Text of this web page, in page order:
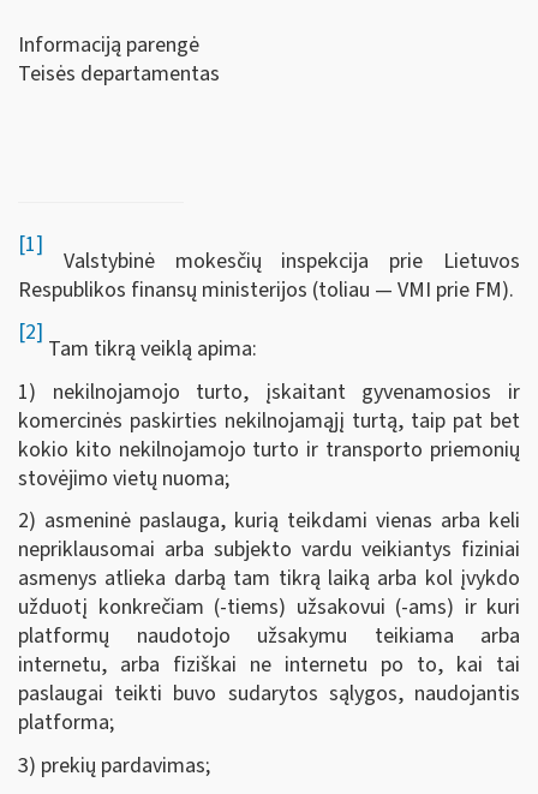
Informaciją parengė
Teisės departamentas
[1]
Valstybinė mokesčių inspekcija prie Lietuvos
Respublikos finansų ministerijos (toliau — VMI prie FM).
[2]
Tam tikrą veiklą apima:
1) nekilnojamojo turto, įskaitant gyvenamosios ir
komercinės paskirties nekilnojamąjį turtą, taip pat bet
kokio kito nekilnojamojo turto ir transporto priemonių
stovėjimo vietų nuoma;
2) asmeninė paslauga, kurią teikdami vienas arba keli
nepriklausomai arba subjekto vardu veikiantys fiziniai
asmenys atlieka darbą tam tikrą laiką arba kol įvykdo
užduotį konkrečiam (-tiems) užsakovui (-ams) ir kuri
platformų naudotojo užsakymu teikiama arba
internetu, arba fiziškai ne internetu po to, kai tai
paslaugai teikti buvo sudarytos sąlygos, naudojantis
platforma;
3) prekių pardavimas;